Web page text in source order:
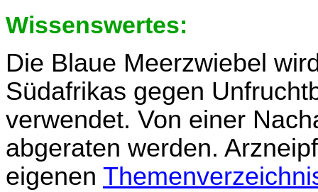
Wissenswertes:
Die Blaue Meerzwiebel
Südafrikas gegen
verwendet. Von einer
abgeraten werden.
eigenen